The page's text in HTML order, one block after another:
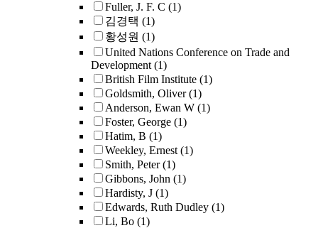
Fuller, J. F. C (1)
김경택 (1)
황성원 (1)
United Nations Conference on Trade and
Development (1)
British Film Institute (1)
Goldsmith, Oliver (1)
Anderson, Ewan W (1)
Foster, George (1)
Hatim, B (1)
Weekley, Ernest (1)
Smith, Peter (1)
Gibbons, John (1)
Hardisty, J (1)
Edwards, Ruth Dudley (1)
Li, Bo (1)